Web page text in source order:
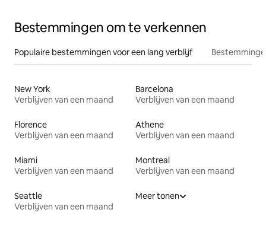
Bestemmingen om te verkennen
Populaire bestemmingen voor een lang verblijf
New York
Verblijven van een maand
Barcelona
Verblijven van een maand
Florence
Verblijven van een maand
Athene
Verblijven van een maand
Miami
Verblijven van een maand
Montreal
Verblijven van een maand
Seattle
Verblijven van een maand
Meer tonen